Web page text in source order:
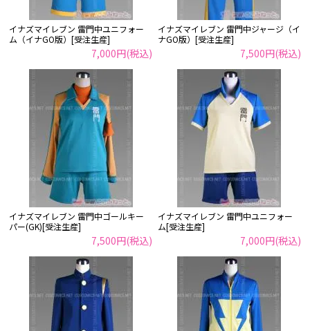
イナズマイレブン 雷門中ユニフォー
ム（イナGO版）[受注生産]
7,000円(税込)
イナズマイレブン 雷門中ジャージ（イ
ナGO版）[受注生産]
7,500円(税込)
イナズマイレブン 雷門中ゴールキー
パー(GK)[受注生産]
7,500円(税込)
イナズマイレブン 雷門中ユニフォー
ム[受注生産]
7,000円(税込)